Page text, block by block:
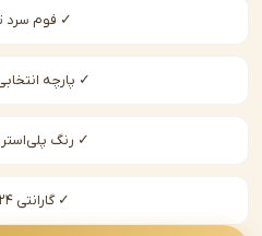
✓ فوم سرد تزریقی
✓ پارچه انتخابی از کالیته
✓ رنگ پلی‌استر ضدخش